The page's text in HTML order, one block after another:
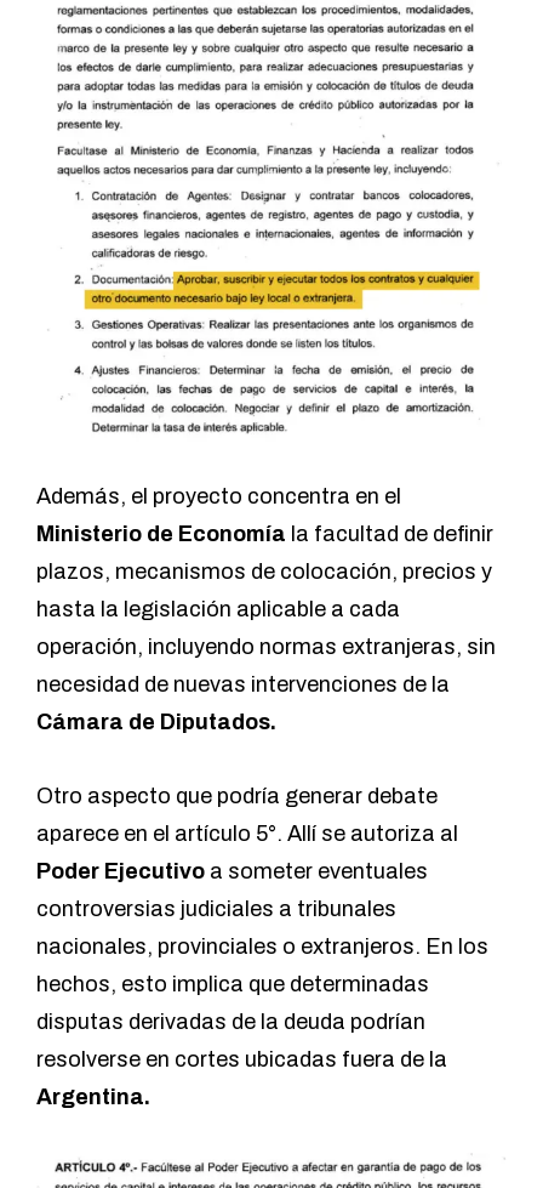
Además, el proyecto concentra en el
Ministerio de Economía la facultad de definir
plazos, mecanismos de colocación, precios y
hasta la legislación aplicable a cada
operación, incluyendo normas extranjeras, sin
necesidad de nuevas intervenciones de la
Cámara de Diputados.
Otro aspecto que podría generar debate
aparece en el artículo 5°. Allí se autoriza al
Poder Ejecutivo a someter eventuales
controversias judiciales a tribunales
nacionales, provinciales o extranjeros. En los
hechos, esto implica que determinadas
disputas derivadas de la deuda podrían
resolverse en cortes ubicadas fuera de la
Argentina.